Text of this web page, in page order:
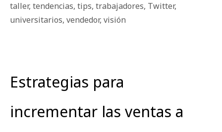
taller, tendencias, tips, trabajadores, Twitter,
universitarios, vendedor, visión
Estrategias para
incrementar las ventas a